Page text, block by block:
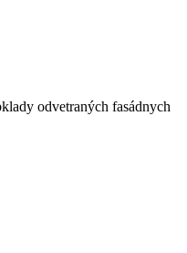
odvetraných fasádnych